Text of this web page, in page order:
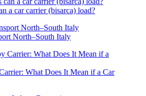
a car carrier (bisarca) load?
North–South Italy
What Does It Mean if a Car